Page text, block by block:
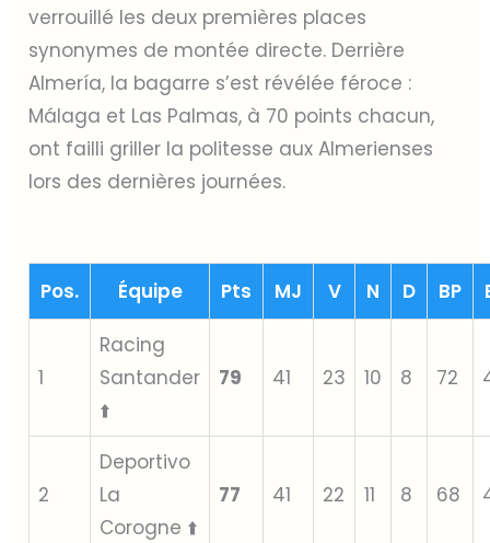
verrouillé les deux premières places
synonymes de montée directe. Derrière
Almería, la bagarre s’est révélée féroce :
Málaga et Las Palmas, à 70 points chacun,
ont failli griller la politesse aux Almerienses
lors des dernières journées.
Pos. Équipe Pts MJ V N D BP
1
Racing
Santander
⬆️
79 41 23 10 8 72
2
Deportivo
La
Corogne ⬆️
77 41 22 11 8 68